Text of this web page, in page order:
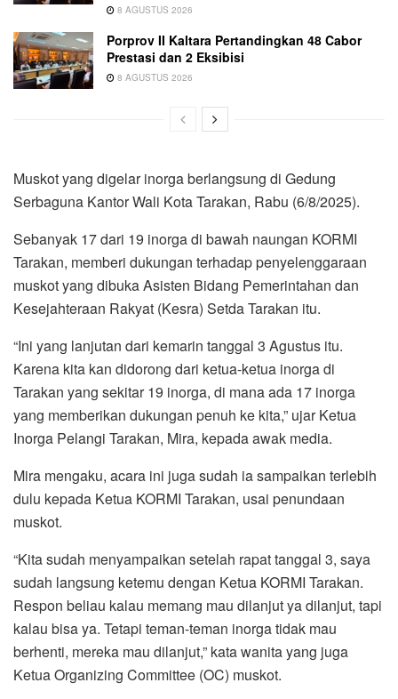
8 AGUSTUS 2026
Porprov II Kaltara Pertandingkan 48 Cabor
Prestasi dan 2 Eksibisi
8 AGUSTUS 2026
Muskot yang digelar inorga berlangsung di Gedung
Serbaguna Kantor Wali Kota Tarakan, Rabu (6/8/2025).
Sebanyak 17 dari 19 inorga di bawah naungan KORMI
Tarakan, memberi dukungan terhadap penyelenggaraan
muskot yang dibuka Asisten Bidang Pemerintahan dan
Kesejahteraan Rakyat (Kesra) Setda Tarakan itu.
“Ini yang lanjutan dari kemarin tanggal 3 Agustus itu.
Karena kita kan didorong dari ketua-ketua inorga di
Tarakan yang sekitar 19 inorga, di mana ada 17 inorga
yang memberikan dukungan penuh ke kita,” ujar Ketua
Inorga Pelangi Tarakan, Mira, kepada awak media.
Mira mengaku, acara ini juga sudah ia sampaikan terlebih
dulu kepada Ketua KORMI Tarakan, usai penundaan
muskot.
“Kita sudah menyampaikan setelah rapat tanggal 3, saya
sudah langsung ketemu dengan Ketua KORMI Tarakan.
Respon beliau kalau memang mau dilanjut ya dilanjut, tapi
kalau bisa ya. Tetapi teman-teman inorga tidak mau
berhenti, mereka mau dilanjut,” kata wanita yang juga
Ketua Organizing Committee (OC) muskot.